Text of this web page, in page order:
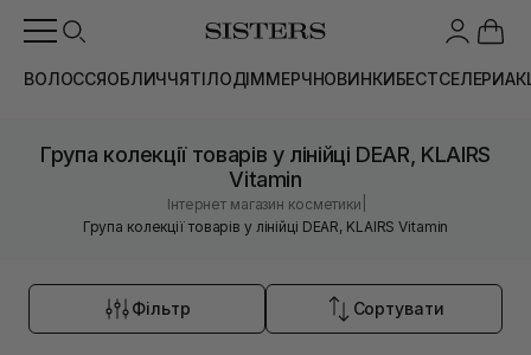
ВОЛОССЯОБЛИЧЧЯТІЛОДІММЕРЧНОВИНКИБЕСТСЕЛЕРИ
Група колекції товарів у лінійці DEAR, KLAIRS
Vitamin
Інтернет магазин косметики
Група колекції товарів у лінійці DEAR, KLAIRS Vitamin
Фільтр Сортувати